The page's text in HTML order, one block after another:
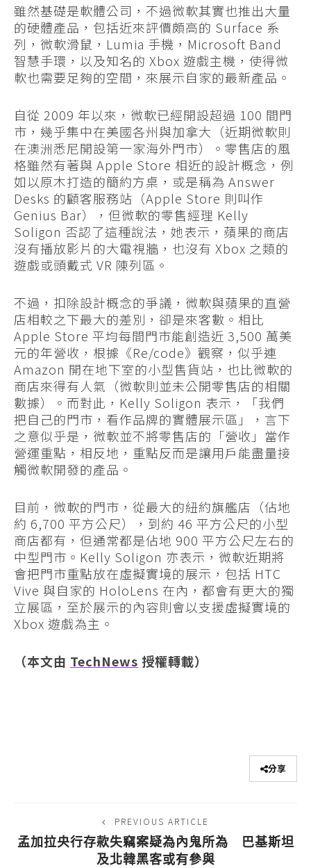
雖然基礎是軟體公司，不過微軟其實也推出大量
的硬體產品，包括近來評價頗高的 Surface 系
列，微軟滑鼠，Lumia 手機，Microsoft Band
智慧手環，以及知名的 Xbox 遊戲主機，使得微
軟也需要足夠的空間，來展示自家的最新產品。
自從 2009 年以來，微軟已經開設超過 100 間門
市，幾乎集中在美國各州與加拿大（近期微軟則
在澳洲悉尼開設第一家海外門市）。零售店的風
格雖然有著與 Apple Store 相近的設計概念，例
如以原木打造的簡約方桌，或是稱為 Answer
Desks 的顧客服務站（Apple Store 則叫作
Genius Bar），但微軟的零售經理 Kelly
Soligon 否認了這種說法，她表示，蘋果的商店
沒有播放影片的大電視牆，也沒有 Xbox 之類的
遊戲或頭戴式 VR 陳列區。
不過，扣除設計概念的爭議，微軟與蘋果的直營
店相較之下最大的差別，卻是來客數。相比
Apple Store 平均每間門市能創造近 3,500 萬美
元的年營收，根據《Re/code》觀察，似乎連
Amazon 開在地下室的小型售貨站，也比微軟的
商店來得有人氣（微軟則並未公開零售店的相關
數據）。而對此，Kelly Soligon 表示，「我們
把自己的門市，看作品牌的實體展示區」，言下
之意似乎是，微軟並不將零售店的「營收」當作
營運重點，相反地，重點反而是讓用戶能盡量接
觸微軟開發的產品。
目前，微軟的門市，從最大的紐約旗艦店（佔地
約 6,700 平方公尺），到約 46 平方公尺的小型
商店都有，但通常都是佔地 900 平方公尺左右的
中型門市。Kelly Soligon 亦表示，微軟近期將
會把門市重點放在虛擬實境的展示，包括 HTC
Vive 與自家的 HoloLens 在內，都會有更大的獨
立展區，至於展示的內容則會以支援虛擬實境的
Xbox 遊戲為主。
（本文由 TechNews 授權轉載）
分享
PREVIOUS ARTICLE
孟加拉央行存款失竊案疑為內鬼所為 巴基斯坦
及北韓黑客或有參與